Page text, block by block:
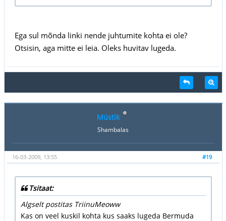
Ega sul mõnda linki nende juhtumite kohta ei ole?
Otsisin, aga mitte ei leia. Oleks huvitav lugeda.
Müstik
Shambalas
#19
16-03-2009, 13:55
Tsitaat:
Algselt postitas TriinuMeoww
Kas on veel kuskil kohta kus saaks lugeda Bermuda